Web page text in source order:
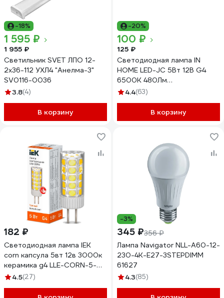
-18%
1 595 ₽
1 955 ₽
Светильник SVET ЛПО 12-
2х36-112 УХЛ4 "Анелма-3"
SV0116-0036
3.8(4)
В корзину
-20%
100 ₽
125 ₽
Светодиодная лампа IN
HOME LED-JC 5Вт 12В G4
6500К 480Лм
4690612036106
4.4(63)
В корзину
182 ₽
Светодиодная лампа IEK
corn капсула 5вт 12в 3000к
керамика g4 LLE-CORN-5-
012-30-G4
4.5(27)
-3%
345 ₽356 ₽
Лампа Navigator NLL-A60-12-
230-4K-E27-3STEPDIMM
61627
4.3(85)